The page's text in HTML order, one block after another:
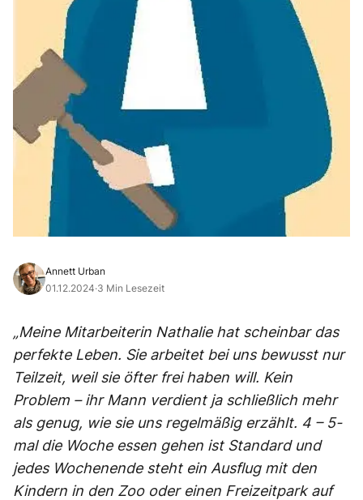
Annett Urban
01.12.2024·3 Min Lesezeit
„Meine Mitarbeiterin Nathalie hat scheinbar das
perfekte Leben. Sie arbeitet bei uns bewusst nur
Teilzeit, weil sie öfter frei haben will. Kein
Problem – ihr Mann verdient ja schließlich mehr
als genug, wie sie uns regelmäßig erzählt. 4 – 5-
mal die Woche essen gehen ist Standard und
jedes Wochenende steht ein Ausflug mit den
Kindern in den Zoo oder einen Freizeitpark auf